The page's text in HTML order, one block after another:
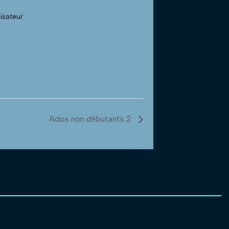
Ados non débutants 2